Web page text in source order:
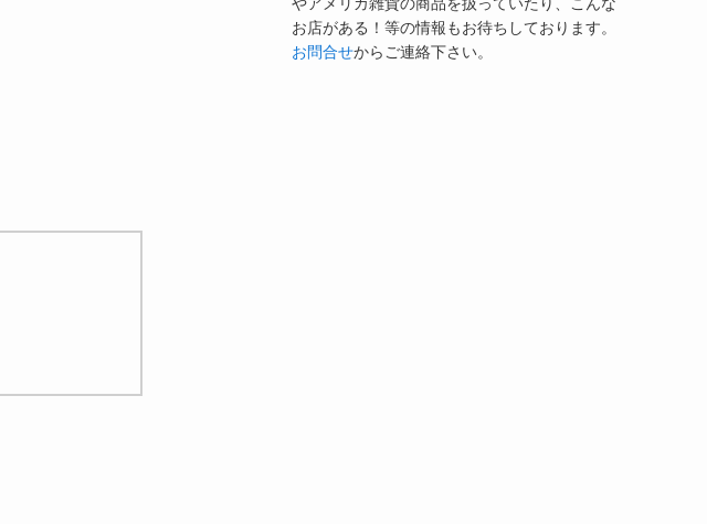
お店がある！等の情報もお待ちしております。
お問合せからご連絡下さい。